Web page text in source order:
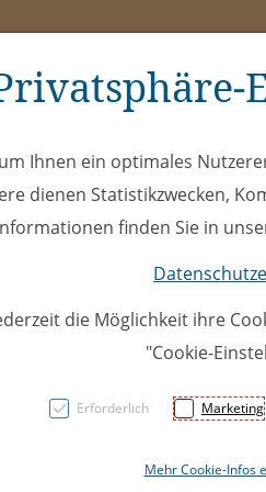
ÖEL Club
Ihnen ein optimales
dienen Statistikzwecken,
finden Sie in
die Möglichkeit ihre
"Cookie-
Erforderlich Marketing
Mehr Cookie-Infos